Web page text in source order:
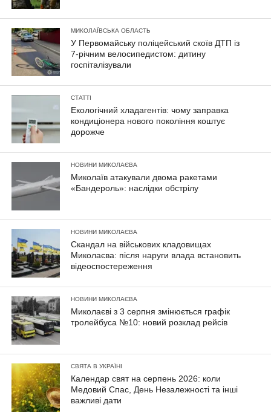
МИКОЛАЇВСЬКА ОБЛАСТЬ
У Первомайську поліцейський скоїв ДТП із
7-річним велосипедистом: дитину
госпіталізували
СТАТТІ
Екологічний хладагентів: чому заправка
кондиціонера нового покоління коштує
дорожче
НОВИНИ МИКОЛАЄВА
Миколаїв атакували двома ракетами
«Бандероль»: наслідки обстрілу
НОВИНИ МИКОЛАЄВА
Скандал на військових кладовищах
Миколаєва: після наруги влада встановить
відеоспостереження
НОВИНИ МИКОЛАЄВА
Миколаєві з 3 серпня змінюється графік
тролейбуса №10: новий розклад рейсів
СВЯТА В УКРАЇНІ
Календар свят на серпень 2026: коли
Медовий Спас, День Незалежності та інші
важливі дати